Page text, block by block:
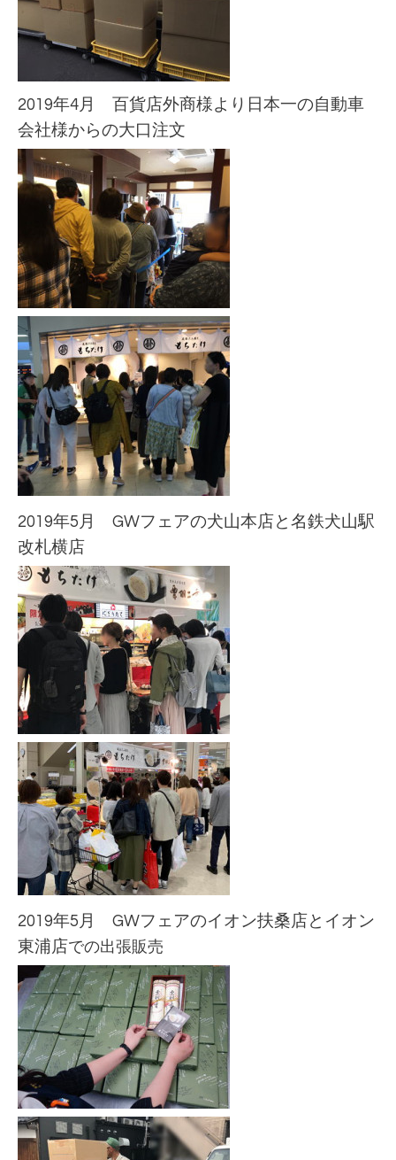
2019年4月 百貨店外商様より日本一の自動車
会社様からの大口注文
2019年5月 GWフェアの犬山本店と名鉄犬山駅
改札横店
2019年5月 GWフェアのイオン扶桑店とイオン
東浦店での出張販売